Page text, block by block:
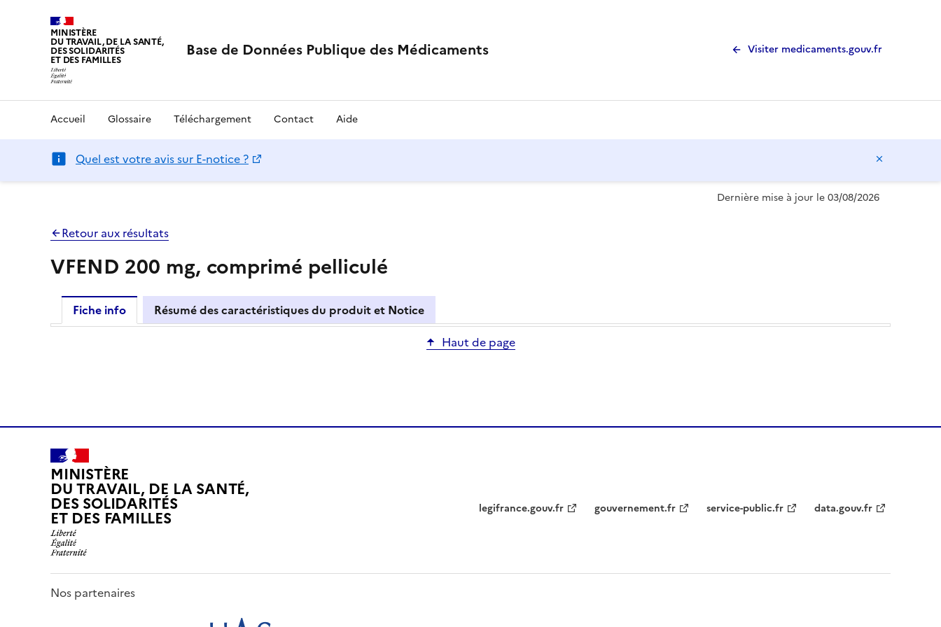
MINISTÈRE
DU TRAVAIL, DE LA SANTÉ,
DES SOLIDARITÉS
ET DES FAMILLES Base de Données Publique des Médicaments Visiter medicaments.gouv.fr
Accueil Glossaire Téléchargement Contact Aide
Quel est votre avis sur E-notice ?
Dernière mise à jour le 03/08/2026
Retour aux résultats
VFEND 200 mg, comprimé pelliculé
Fiche info
Résumé des caractéristiques du produit et Notice
Haut de page
MINISTÈRE
DU TRAVAIL, DE LA SANTÉ,
DES SOLIDARITÉS
ET DES FAMILLES legifrance.gouv.fr gouvernement.fr service-public.fr data.gouv.fr
Nos partenaires